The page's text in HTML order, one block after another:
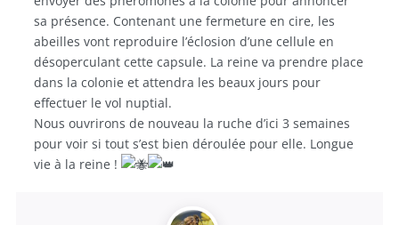
sa présence. Contenant une fermeture en cire, les
abeilles vont reproduire l’éclosion d’une cellule en
désoperculant cette capsule. La reine va prendre place
dans la colonie et attendra les beaux jours pour
effectuer le vol nuptial.
Nous ouvrirons de nouveau la ruche d’ici 3 semaines
pour voir si tout s’est bien déroulée pour elle. Longue
vie à la reine !